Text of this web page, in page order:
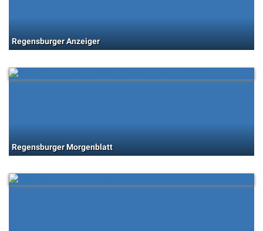
Regensburger Anzeiger
Regensburger Morgenblatt